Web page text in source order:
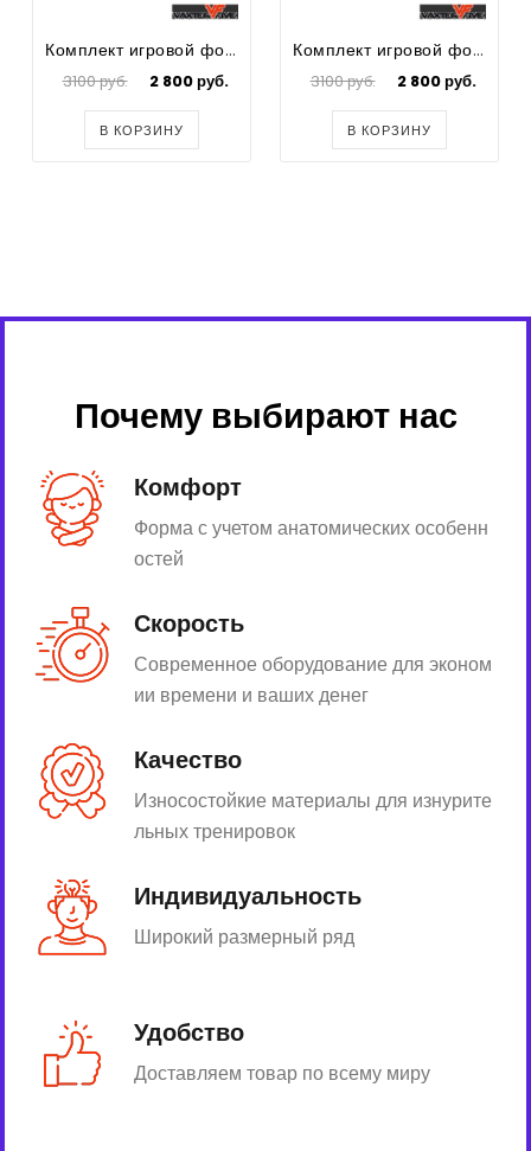
Комплект игровой формы для футбола Spike
3100 руб. 2 800 руб.
В КОРЗИНУ
Комплект игровой формы для футбола Spike
3100 руб. 2 800 руб.
В КОРЗИНУ
Почему выбирают нас
Комфорт
Форма с учетом анатомических особенн
остей
Скорость
Современное оборудование для эконом
ии времени и ваших денег
Качество
Износостойкие материалы для изнурите
льных тренировок
Индивидуальность
Широкий размерный ряд
Удобство
Доставляем товар по всему миру